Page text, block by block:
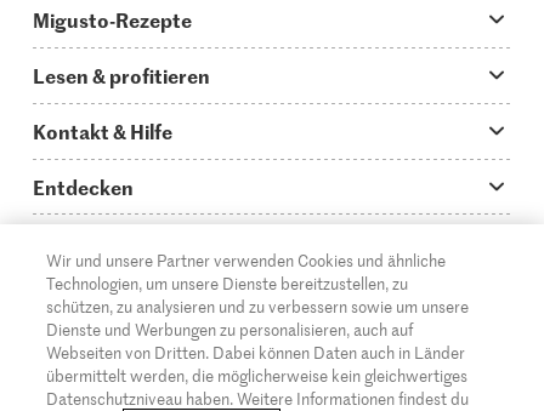
Migusto-Rezepte
Was koche ich heute?
Hauptgerichte
Schnelle & einfache Rezepte
Apéro & Fingerfood
Backen
Rezepte für Familien & Kinder
Lesen & profitieren
Storys
How to-Videos
Glossar
Migusto Login
Migusto Printmagazin
Kontakt & Hilfe
Infos zum Kochen mit Migusto
Kontakt
Mediadaten Werbetreibende
Impressum
Entdecken
Supermarkt
Migros Online
Über die Migros
Filialen
© 2026 Migros-Genossenschafts-Bund
DE FR IT
Wir und unsere Partner verwenden Cookies und ähnliche
Technologien, um unsere Dienste bereitzustellen, zu
schützen, zu analysieren und zu verbessern sowie um unsere
Dienste und Werbungen zu personalisieren, auch auf
Webseiten von Dritten. Dabei können Daten auch in Länder
übermittelt werden, die möglicherweise kein gleichwertiges
Datenschutzniveau haben. Weitere Informationen findest du